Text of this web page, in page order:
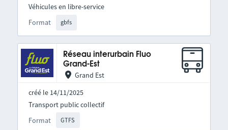
Format gbfs
Véhicules en libre-service
Réseau interurbain Fluo
Grand-Est
Grand Est
créé le 14/11/2025
Format GTFS
Transport public collectif